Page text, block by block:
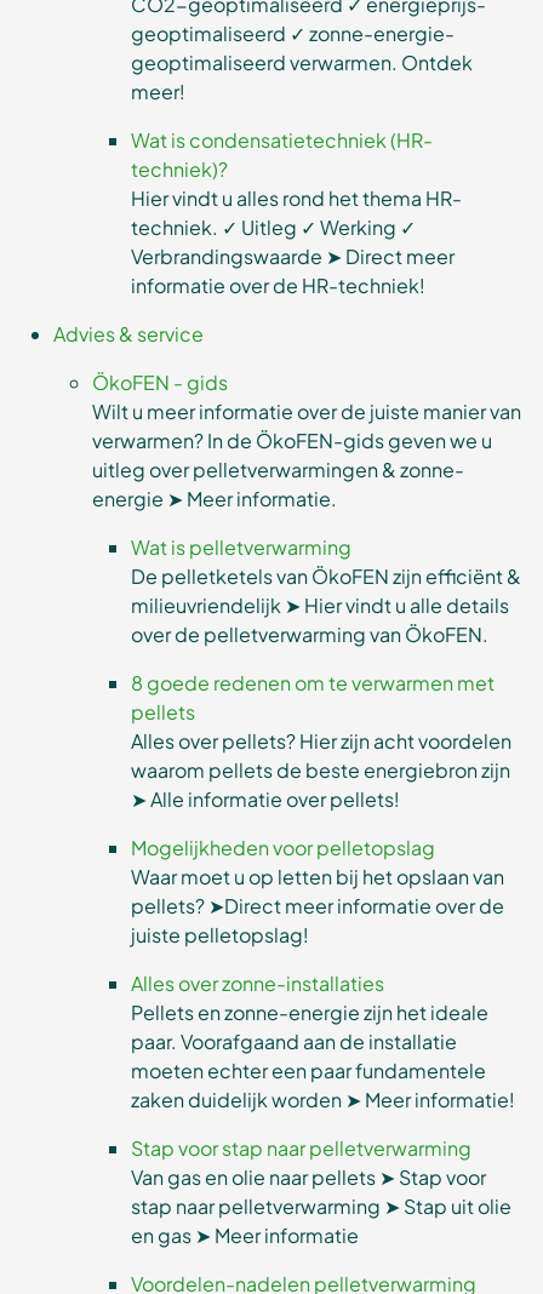
geoptimaliseerd ✓ zonne-energie-
geoptimaliseerd verwarmen. Ontdek
meer!
Wat is condensatietechniek (HR-
techniek)?
Hier vindt u alles rond het thema HR-
techniek. ✓ Uitleg ✓ Werking ✓
Verbrandingswaarde ➤ Direct meer
informatie over de HR-techniek!
Advies & service
ÖkoFEN - gids
Wilt u meer informatie over de juiste manier van
verwarmen? In de ÖkoFEN-gids geven we u
uitleg over pelletverwarmingen & zonne-
energie ➤ Meer informatie.
Wat is pelletverwarming
De pelletketels van ÖkoFEN zijn efficiënt &
milieuvriendelijk ➤ Hier vindt u alle details
over de pelletverwarming van ÖkoFEN.
8 goede redenen om te verwarmen met
pellets
Alles over pellets? Hier zijn acht voordelen
waarom pellets de beste energiebron zijn
➤ Alle informatie over pellets!
Mogelijkheden voor pelletopslag
Waar moet u op letten bij het opslaan van
pellets? ➤Direct meer informatie over de
juiste pelletopslag!
Alles over zonne-installaties
Pellets en zonne-energie zijn het ideale
paar. Voorafgaand aan de installatie
moeten echter een paar fundamentele
zaken duidelijk worden ➤ Meer informatie!
Stap voor stap naar pelletverwarming
Van gas en olie naar pellets ➤ Stap voor
stap naar pelletverwarming ➤ Stap uit olie
en gas ➤ Meer informatie
Voordelen-nadelen pelletverwarming